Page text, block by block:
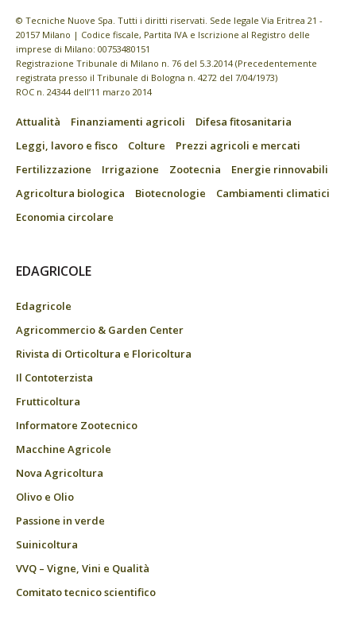
© Tecniche Nuove Spa. Tutti i diritti riservati. Sede legale Via Eritrea 21 -
20157 Milano | Codice fiscale, Partita IVA e Iscrizione al Registro delle
imprese di Milano: 00753480151
Registrazione Tribunale di Milano n. 76 del 5.3.2014 (Precedentemente
registrata presso il Tribunale di Bologna n. 4272 del 7/04/1973)
ROC n. 24344 dell’11 marzo 2014
Attualità Finanziamenti agricoli
Difesa fitosanitaria
Leggi, lavoro e fisco
Colture
Prezzi agricoli e mercati
Fertilizzazione
Irrigazione Zootecnia
Energie rinnovabili
Agricoltura biologica
Biotecnologie
Cambiamenti climatici
Economia circolare
EDAGRICOLE
Edagricole
Agricommercio & Garden Center
Rivista di Orticoltura e Floricoltura
Il Contoterzista
Frutticoltura
Informatore Zootecnico
Macchine Agricole
Nova Agricoltura
Olivo e Olio
Passione in verde
Suinicoltura
VVQ – Vigne, Vini e Qualità
Comitato tecnico scientifico